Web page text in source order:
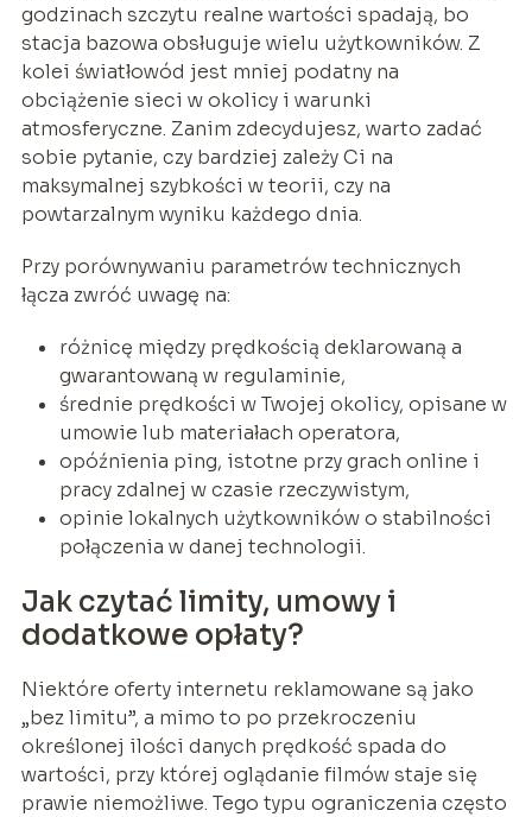
godzinach szczytu realne wartości spadają, bo
stacja bazowa obsługuje wielu użytkowników. Z
kolei światłowód jest mniej podatny na
obciążenie sieci w okolicy i warunki
atmosferyczne. Zanim zdecydujesz, warto zadać
sobie pytanie, czy bardziej zależy Ci na
maksymalnej szybkości w teorii, czy na
powtarzalnym wyniku każdego dnia.
Przy porównywaniu parametrów technicznych
łącza zwróć uwagę na:
różnicę między prędkością deklarowaną a
gwarantowaną w regulaminie,
średnie prędkości w Twojej okolicy, opisane w
umowie lub materiałach operatora,
opóźnienia ping, istotne przy grach online i
pracy zdalnej w czasie rzeczywistym,
opinie lokalnych użytkowników o stabilności
połączenia w danej technologii.
Jak czytać limity, umowy i
dodatkowe opłaty?
Niektóre oferty internetu reklamowane są jako
„bez limitu”, a mimo to po przekroczeniu
określonej ilości danych prędkość spada do
wartości, przy której oglądanie filmów staje się
prawie niemożliwe. Tego typu ograniczenia często